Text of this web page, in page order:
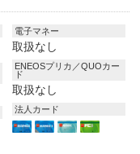
電子マネー
取扱なし
ENEOSプリカ／QUOカー
ド
取扱なし
法人カード